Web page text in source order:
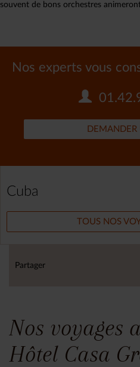
souvent de bons orchestres
Nos experts vous
DEMANDER
Cuba
TOUS NOS
Partager
Nos voyages
Hôtel Casa